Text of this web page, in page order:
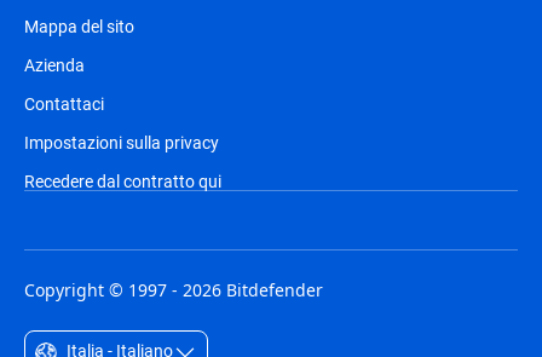
Mappa del sito
Azienda
Contattaci
Impostazioni sulla privacy
Recedere dal contratto qui
Copyright © 1997 - 2026 Bitdefender
Italia - Italiano